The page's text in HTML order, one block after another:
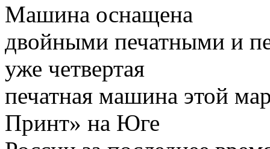
Машина оснащена
двойными печатными и
уже четвертая
печатная машина этой
Принт» на Юге